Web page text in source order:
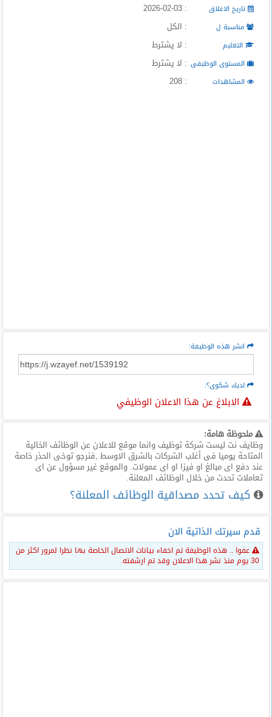
تاريخ الاغلاق : 2026-02-03
مناسبة ل : الكل
التعليم : لا يشترط
المستوى الوظيفى : لا يشترط
المشاهدات : 208
انشر هذه الوظيفة:
لديك شكوى؟:
الابلاغ عن هذا الاعلان الوظيفي
ملحوظة هامة:
وظايف نت ليست شركة توظيف وانما موقع للاعلان عن الوظائف الخالية
المتاحة يوميا فى أغلب الشركات بالشرق الاوسط ,فنرجو توخى الحذر خاصة
عند دفع اى مبالغ او فيزا او اى عمولات. والموقع غير مسؤول عن اى
تعاملات تحدث من خلال الوظائف المعلنة.
كيف تحدد مصداقية الوظائف المعلنة؟
قدم سيرتك الذاتية الان
عفوا .. هذه الوظيفة تم اخفاء بيانات الاتصال الخاصة بها نظرا لمرور اكثر من
30 يوم منذ نشر هذا الاعلان وقد تم ارشفته.